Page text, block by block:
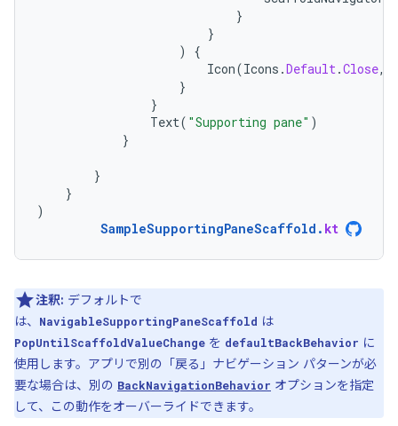
}
}
)
{
Icon(Icons .Default .Close,
}
}
Text( "Supporting pane" )
}
}
}
)
SampleSupportingPaneScaffold . kt
注釈: デフォルトで
は、
NavigableSupportingPaneScaffold は
PopUntilScaffoldValueChange を defaultBackBehavior に
使用します。アプリで別の「戻る」ナビゲーション パターンが必
要な場合は、別の BackNavigationBehavior オプションを指定
して、この動作をオーバーライドできます。